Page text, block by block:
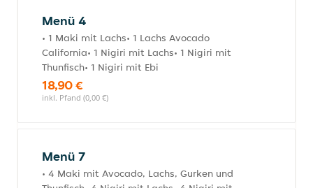
Menü 4
• 1 Maki mit Lachs• 1 Lachs Avocado
California• 1 Nigiri mit Lachs• 1 Nigiri mit
Thunfisch• 1 Nigiri mit Ebi
18,90 €
inkl. Pfand (0,00 €)
Menü 7
• 4 Maki mit Avocado, Lachs, Gurken und